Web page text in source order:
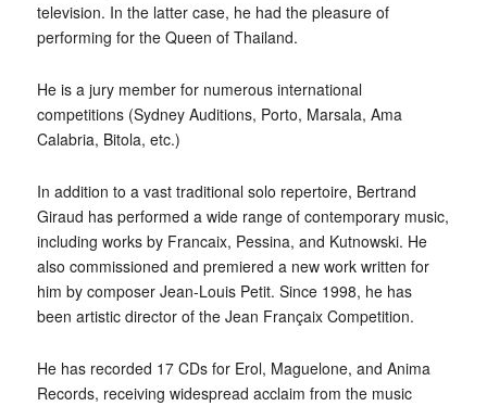
television. In the latter case, he had the pleasure of
performing for the Queen of Thailand.
He is a jury member for numerous international
competitions (Sydney Auditions, Porto, Marsala, Ama
Calabria, Bitola, etc.)
In addition to a vast traditional solo repertoire, Bertrand
Giraud has performed a wide range of contemporary music,
including works by Francaix, Pessina, and Kutnowski. He
also commissioned and premiered a new work written for
him by composer Jean-Louis Petit. Since 1998, he has
been artistic director of the Jean Françaix Competition.
He has recorded 17 CDs for Erol, Maguelone, and Anima
Records, receiving widespread acclaim from the music